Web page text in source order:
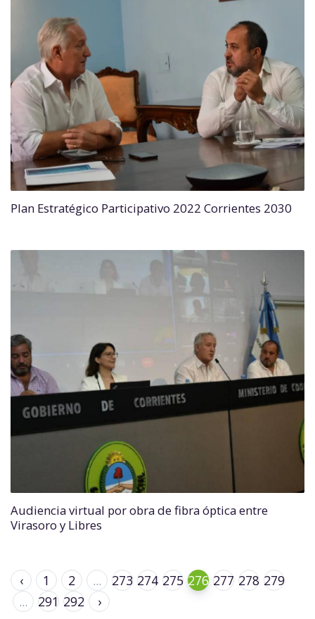
Plan Estratégico Participativo 2022 Corrientes 2030
Audiencia virtual por obra de fibra óptica entre
Virasoro y Libres
‹ 1 2 ... 273 274 275 276 277 278 279
...
291 292 ›